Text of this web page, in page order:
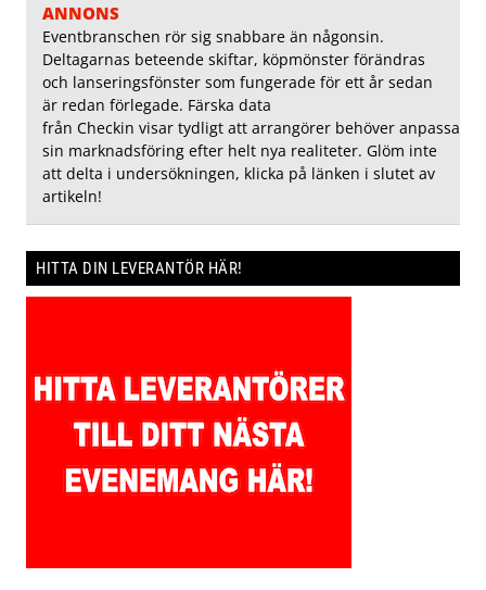
ANNONS
Eventbranschen rör sig snabbare än någonsin.
Deltagarnas beteende skiftar, köpmönster förändras
och lanseringsfönster som fungerade för ett år sedan
är redan förlegade. Färska data
från Checkin visar tydligt att arrangörer behöver anpassa
sin marknadsföring efter helt nya realiteter. Glöm inte
att delta i undersökningen, klicka på länken i slutet av
artikeln!
HITTA DIN LEVERANTÖR HÄR!